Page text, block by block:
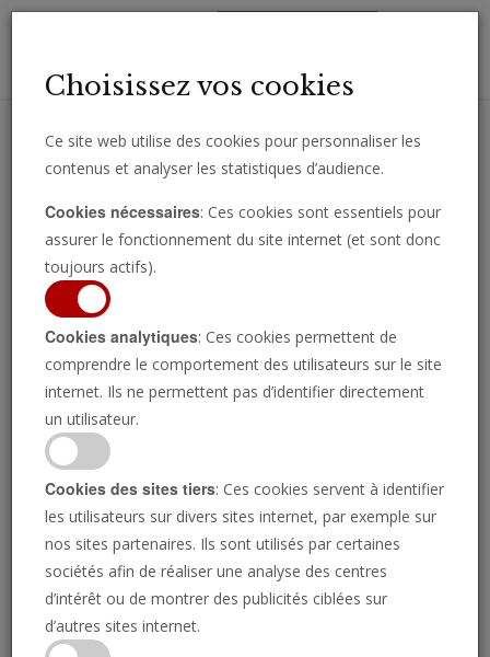
importantes directement par e-mail.
GETTY IMAGES
Choisissez vos cookies
Ce site web utilise des cookies pour personnaliser les
contenus et analyser les statistiques d’audience.
Cookies nécessaires: Ces cookies sont essentiels pour
assurer le fonctionnement du site internet (et sont donc
toujours actifs).
Cookies analytiques: Ces cookies permettent de
comprendre le comportement des utilisateurs sur le site
internet. Ils ne permettent pas d’identifier directement
un utilisateur.
Cookies des sites tiers: Ces cookies servent à identifier
les utilisateurs sur divers sites internet, par exemple sur
nos sites partenaires. Ils sont utilisés par certaines
sociétés afin de réaliser une analyse des centres
d’intérêt ou de montrer des publicités ciblées sur
d’autres sites internet.